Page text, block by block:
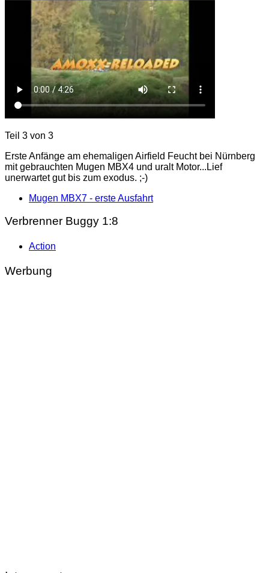
Teil 3 von 3
Erste Anfänge am ehemaligen Airfield Feucht bei Nürnberg
mit gebrauchten Mugen MBX4 und uralt Motor...Lief
unerwartet gut bis zum exodus. ;-)
Mugen MBX7 - erste Ausfahrt
Verbrenner Buggy 1:8
Action
Werbung